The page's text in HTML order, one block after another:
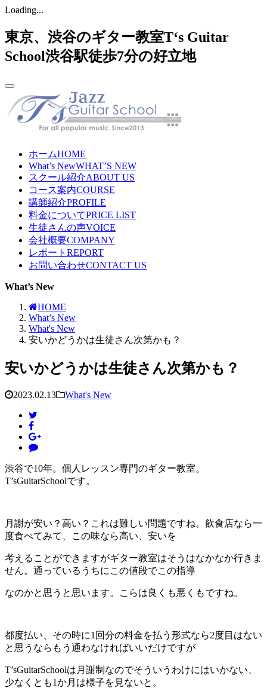
Loading...
東京、渋谷のギター教室T‘s Guitar
School渋谷駅徒歩7分の好立地
ホームHOME
What’s NewWHAT’S NEW
スクール紹介ABOUT US
コース案内COURSE
講師紹介PROFILE
料金についてPRICE LIST
生徒さんの声VOICE
会社概要COMPANY
レポート REPORT
お問い合わせCONTACT US
What’s New
HOME
What’s New
What's New
安いかどうかは生徒さん次第かも？
安いかどうかは生徒さん次第かも？
2023.02.13 What's New
渋谷で10年。個人レッスン専門のギター教室。
T’sGuitarSchoolです。
月謝が安い？高い？これは難しい問題ですね。飲食店なら一
度食べてみて、この味なら高い、安いを
考えることができますがギター教室はそうはなかなか行きま
せん。通っているうちにこの値段でこの指導
なのかと思うと思います。こらは良くも悪くもですね。
都度払い、その時に1回分の料金を払う形式なら2度目はない
と思うならもう通わなければいいだけですが
T’sGuitarSchoolは月謝制なのでそういうわけにはいかない、
少なくとも1か月は様子を見ないと。